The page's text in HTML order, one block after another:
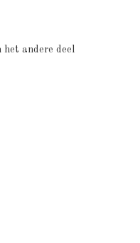
andere deel